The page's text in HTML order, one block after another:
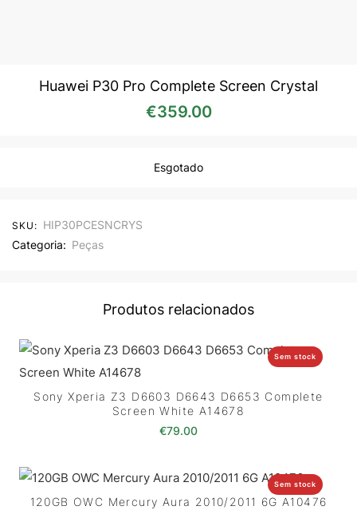
Huawei P30 Pro Complete Screen Crystal
€359.00
Esgotado
SKU: HIP30PCESNCRYS
Categoria: Peças
Produtos relacionados
Sem stock
Sony Xperia Z3 D6603 D6643 D6653 Complete
Screen White A14678
€79.00
Sem stock
120GB OWC Mercury Aura 2010/2011 6G A10476